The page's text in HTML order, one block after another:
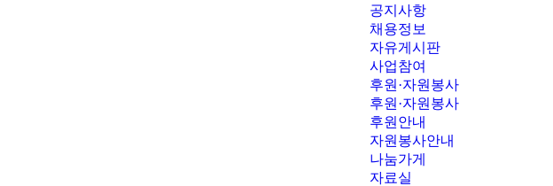
공지사항
채용정보
자유게시판
사업참여
후원·자원봉사
후원·자원봉사
후원안내
자원봉사안내
나눔가게
자료실